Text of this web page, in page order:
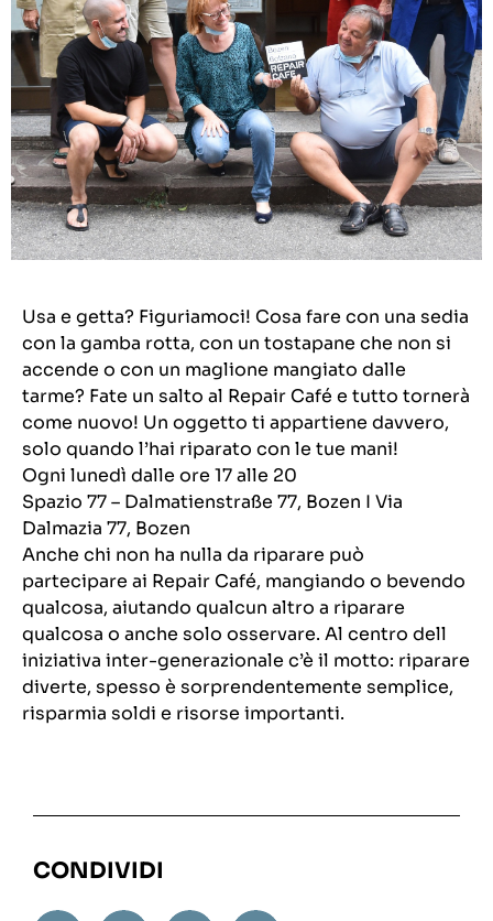
Usa e getta? Figuriamoci! Cosa fare con una sedia
con la gamba rotta, con un tostapane che non si
accende o con un maglione mangiato dalle
tarme? Fate un salto al Repair Café e tutto tornerà
come nuovo! Un oggetto ti appartiene davvero,
solo quando l’hai riparato con le tue mani!
Ogni lunedì dalle ore 17 alle 20
Spazio 77 – Dalmatienstraße 77, Bozen I Via
Dalmazia 77, Bozen
Anche chi non ha nulla da riparare può
partecipare ai Repair Café, mangiando o bevendo
qualcosa, aiutando qualcun altro a riparare
qualcosa o anche solo osservare. Al centro dell
iniziativa inter-generazionale c’è il motto: riparare
diverte, spesso è sorprendentemente semplice,
risparmia soldi e risorse importanti.
CONDIVIDI